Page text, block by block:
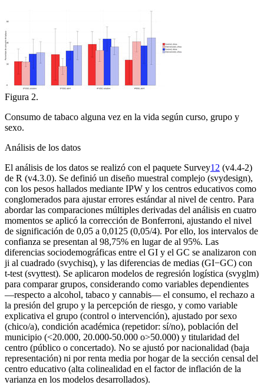
Figura 2.
Consumo de tabaco alguna vez en la vida según curso, grupo y
sexo.
Análisis de los datos
El análisis de los datos se realizó con el paquete Survey12 (v4.4-2)
de R (v4.3.0). Se definió un diseño muestral complejo (svydesign),
con los pesos hallados mediante IPW y los centros educativos como
conglomerados para ajustar errores estándar al nivel de centro. Para
abordar las comparaciones múltiples derivadas del análisis en cuatro
momentos se aplicó la corrección de Bonferroni, ajustando el nivel
de significación de 0,05 a 0,0125 (0,05/4). Por ello, los intervalos de
confianza se presentan al 98,75% en lugar de al 95%. Las
diferencias sociodemográficas entre el GI y el GC se analizaron con
ji al cuadrado (svychisq), y las diferencias de medias (GI−GC) con
t-test (svyttest). Se aplicaron modelos de regresión logística (svyglm)
para comparar grupos, considerando como variables dependientes
—respecto a alcohol, tabaco y cannabis— el consumo, el rechazo a
la presión del grupo y la percepción de riesgo, y como variable
explicativa el grupo (control o intervención), ajustado por sexo
(chico/a), condición académica (repetidor: sí/no), población del
municipio (<20.000, 20.000-50.000 o>50.000) y titularidad del
centro (público o concertado). No se ajustó por nacionalidad (baja
representación) ni por renta media por hogar de la sección censal del
centro educativo (alta colinealidad en el factor de inflación de la
varianza en los modelos desarrollados).